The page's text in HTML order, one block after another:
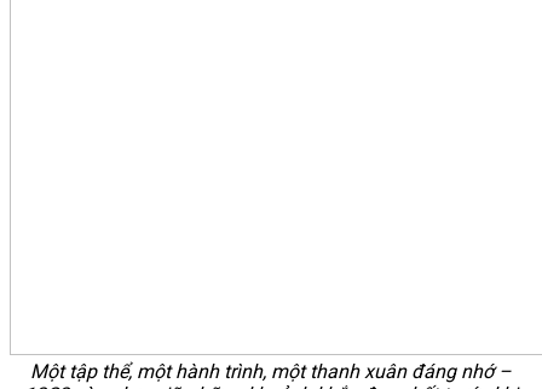
Một tập thể, một hành trình, một thanh xuân đáng nhớ –